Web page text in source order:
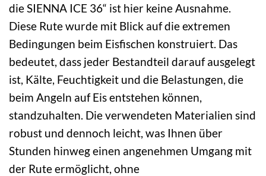
die SIENNA ICE 36“ ist hier keine Ausnahme.
Diese Rute wurde mit Blick auf die extremen
Bedingungen beim Eisfischen konstruiert. Das
bedeutet, dass jeder Bestandteil darauf ausgelegt
ist, Kälte, Feuchtigkeit und die Belastungen, die
beim Angeln auf Eis entstehen können,
standzuhalten. Die verwendeten Materialien sind
robust und dennoch leicht, was Ihnen über
Stunden hinweg einen angenehmen Umgang mit
der Rute ermöglicht, ohne